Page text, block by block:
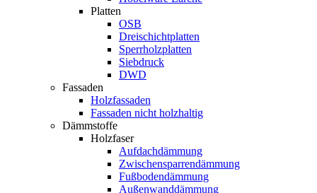
Platten
OSB
Dreischichtplatten
Sperrholzplatten
Siebdruck
DWD
Fassaden
Holzfassaden
Fassaden nicht holzhaltig
Dämmstoffe
Holzfaser
Aufdachdämmung
Zwischensparrendämmung
Fußbodendämmung
Außenwanddämmung